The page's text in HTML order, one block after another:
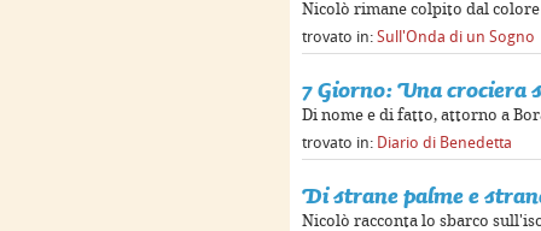
Nicolò rimane colpito dal
trovato in: Sull'Onda di un Sogno
7 Giorno: Una crociera
Di nome e di fatto, attorno a
trovato in: Diario di Benedetta
Di strane palme e
Nicolò racconta lo sbarco